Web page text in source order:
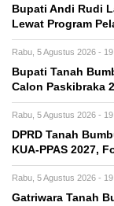
Bupati Andi Rudi
Lewat Program
Rabu, 5 Agustus 2026 -
Bupati Tanah
Calon Paskibraka
Rabu, 5 Agustus 2026 -
DPRD Tanah
KUA-PPAS 2027,
Rabu, 5 Agustus 2026 -
Gatriwara Tanah